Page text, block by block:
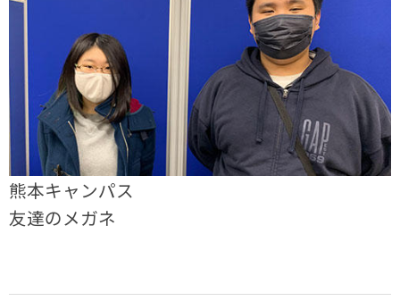
熊本キャンパス
友達のメガネ